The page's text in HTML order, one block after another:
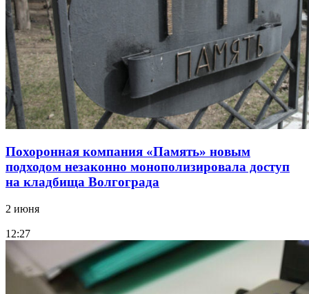
Похоронная компания «Память» новым
подходом незаконно монополизировала доступ
на кладбища Волгограда
2 июня
12:27